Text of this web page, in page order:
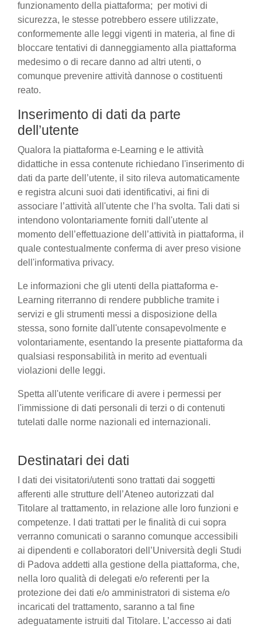
funzionamento della piattaforma; per motivi di
sicurezza, le stesse potrebbero essere utilizzate,
conformemente alle leggi vigenti in materia, al fine di
bloccare tentativi di danneggiamento alla piattaforma
medesimo o di recare danno ad altri utenti, o
comunque prevenire attività dannose o costituenti
reato.
Inserimento di dati da parte
dell’utente
Qualora la piattaforma e-Learning e le attività
didattiche in essa contenute richiedano l'inserimento di
dati da parte dell’utente, il sito rileva automaticamente
e registra alcuni suoi dati identificativi, ai fini di
associare l’attività all'utente che l’ha svolta. Tali dati si
intendono volontariamente forniti dall'utente al
momento dell’effettuazione dell’attività in piattaforma, il
quale contestualmente conferma di aver preso visione
dell'informativa privacy.
Le informazioni che gli utenti della piattaforma e-
Learning riterranno di rendere pubbliche tramite i
servizi e gli strumenti messi a disposizione della
stessa, sono fornite dall'utente consapevolmente e
volontariamente, esentando la presente piattaforma da
qualsiasi responsabilità in merito ad eventuali
violazioni delle leggi.
Spetta all'utente verificare di avere i permessi per
l'immissione di dati personali di terzi o di contenuti
tutelati dalle norme nazionali ed internazionali.
Destinatari dei dati
I dati dei visitatori/utenti sono trattati dai soggetti
afferenti alle strutture dell’Ateneo autorizzati dal
Titolare al trattamento, in relazione alle loro funzioni e
competenze. I dati trattati per le finalità di cui sopra
verranno comunicati o saranno comunque accessibili
ai dipendenti e collaboratori dell’Università degli Studi
di Padova addetti alla gestione della piattaforma, che,
nella loro qualità di delegati e/o referenti per la
protezione dei dati e/o amministratori di sistema e/o
incaricati del trattamento, saranno a tal fine
adeguatamente istruiti dal Titolare. L’accesso ai dati